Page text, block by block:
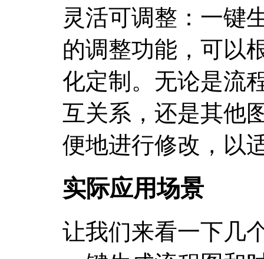
灵活可调整：一键
的调整功能，可以
化定制。无论是流
互关系，还是其他
便地进行修改，以
实际应用场景
让我们来看一下几